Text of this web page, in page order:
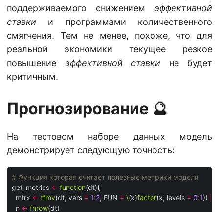
поддерживаемого снижением эффективной
ставки и программами количественного
смягчения. Тем не менее, похоже, что для
реальной экономики текущее резкое
повышение эффективной ставки не будет
критичным.
Прогнозирование 🔮
На тестовом наборе данных модель
демонстрирует следующую точность:
# Функция которая считает полезные метрики модели
get_metrics <- function(dt){
  mtrx
<- tfmv(dt, vars = 1:2, FUN = \(x)factor(x, levels = 0:1))
  n
<- fnrow(dt)